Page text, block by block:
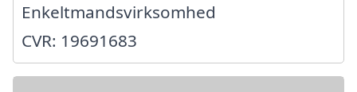
Enkeltmandsvirksomhed
CVR: 19691683